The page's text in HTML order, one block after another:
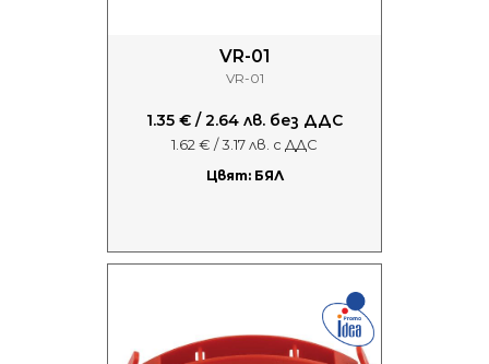
VR-01
VR-01
1.35 € / 2.64 лв. без ДДС
1.62 € / 3.17 лв. с ДДС
Цвят: БЯЛ